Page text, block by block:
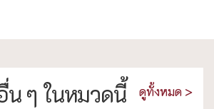
ๆ ในหมวดนี้ ดูทั้งหมด >